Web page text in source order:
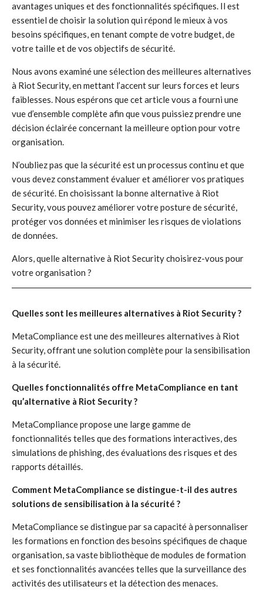
avantages uniques et des fonctionnalités spécifiques. Il est
essentiel de choisir la solution qui répond le mieux à vos
besoins spécifiques, en tenant compte de votre budget, de
votre taille et de vos objectifs de sécurité.
Nous avons examiné une sélection des meilleures alternatives
à Riot Security, en mettant l’accent sur leurs forces et leurs
faiblesses. Nous espérons que cet article vous a fourni une
vue d’ensemble complète afin que vous puissiez prendre une
décision éclairée concernant la meilleure option pour votre
organisation.
N’oubliez pas que la sécurité est un processus continu et que
vous devez constamment évaluer et améliorer vos pratiques
de sécurité. En choisissant la bonne alternative à Riot
Security, vous pouvez améliorer votre posture de sécurité,
protéger vos données et minimiser les risques de violations
de données.
Alors, quelle alternative à Riot Security choisirez-vous pour
votre organisation ?
Quelles sont les meilleures alternatives à Riot Security ?
MetaCompliance est une des meilleures alternatives à Riot
Security, offrant une solution complète pour la sensibilisation
à la sécurité.
Quelles fonctionnalités offre MetaCompliance en tant
qu’alternative à Riot Security ?
MetaCompliance propose une large gamme de
fonctionnalités telles que des formations interactives, des
simulations de phishing, des évaluations des risques et des
rapports détaillés.
Comment MetaCompliance se distingue-t-il des autres
solutions de sensibilisation à la sécurité ?
MetaCompliance se distingue par sa capacité à personnaliser
les formations en fonction des besoins spécifiques de chaque
organisation, sa vaste bibliothèque de modules de formation
et ses fonctionnalités avancées telles que la surveillance des
activités des utilisateurs et la détection des menaces.